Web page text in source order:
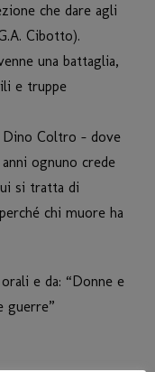
che dare agli
Cibotto).
una battaglia,
e truppe
Coltro – dove
ognuno crede
si tratta di
chi muore ha
e da: “Donne e
guerre”